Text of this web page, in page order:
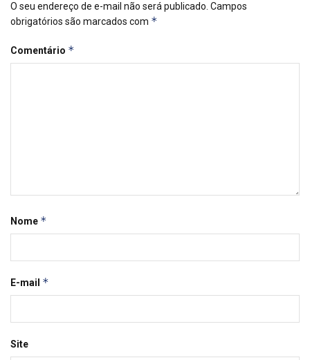
O seu endereço de e-mail não será publicado. Campos
obrigatórios são marcados com *
Comentário *
Nome *
E-mail *
Site